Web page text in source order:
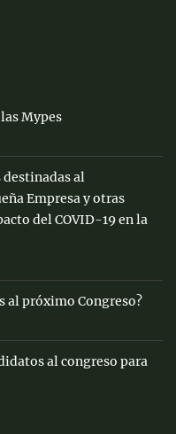
Mypes
al
Empresa y otras
del COVID-19 en la
al próximo Congreso?
al congreso para